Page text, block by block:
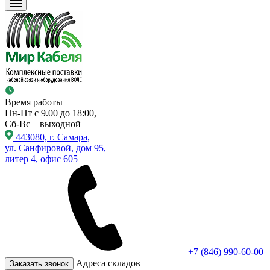
Время работы
Пн-Пт с 9.00 до 18:00,
Сб-Вс – выходной
443080, г. Самара,
ул. Санфировой, дом 95,
литер 4, офис 605
+7 (846) 990-60-00
Заказать звонок Адреса складов